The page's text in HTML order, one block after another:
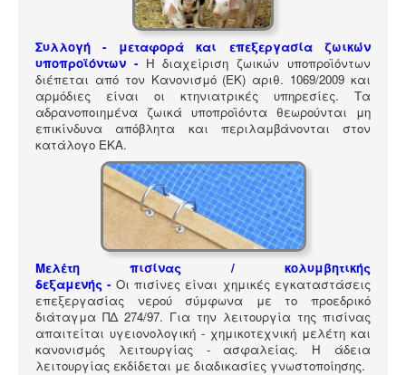
Αναζήτηση
Συλλογή - μεταφορά και επεξεργασία ζωικών
υποπροϊόντων - Η διαχείριση ζωικών υποπροϊόντων
διέπεται από τον Κανονισμό (ΕΚ) αριθ. 1069/2009 και
αρμόδιες είναι οι κτηνιατρικές υπηρεσίες. Τα
αδρανοποιημένα ζωικά υποπροϊόντα θεωρούνται μη
επικίνδυνα απόβλητα και περιλαμβάνονται στον
κατάλογο ΕΚΑ.
Μελέτη πισίνας / κολυμβητικής
δεξαμενής - Οι πισίνες είναι χημικές εγκαταστάσεις
επεξεργασίας νερού σύμφωνα με το προεδρικό
διάταγμα ΠΔ 274/97. Για την λειτουργία της πισίνας
απαιτείται υγειονολογική - χημικοτεχνική μελέτη και
κανονισμός λειτουργίας - ασφαλείας. Η άδεια
λειτουργίας εκδίδεται με διαδικασίες γνωστοποίησης.